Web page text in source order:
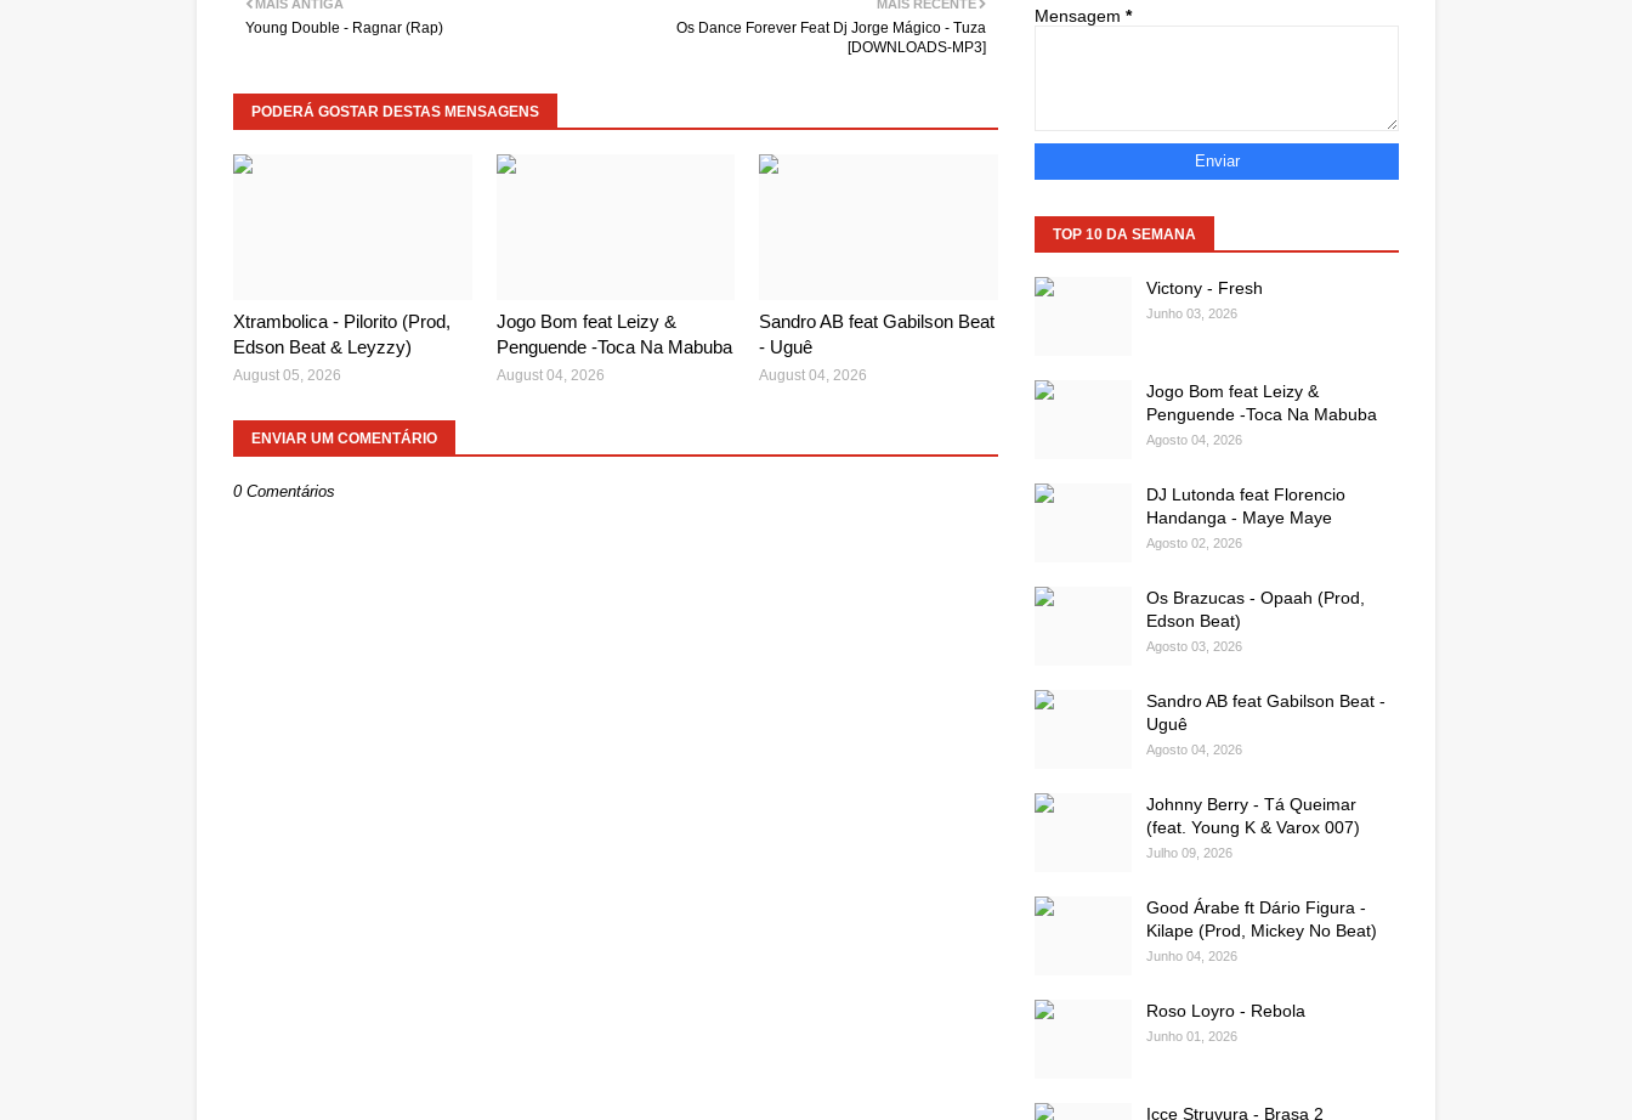
MAIS RECENTE
Os Dance Forever Feat Dj Jorge Mágico - Tuza
[DOWNLOADS-MP3]
MAIS ANTIGA
Young Double - Ragnar (Rap)
PODERÁ GOSTAR DESTAS MENSAGENS
Xtrambolica - Pilorito (Prod,
Edson Beat & Leyzzy)
August 05, 2026
Jogo Bom feat Leizy &
Penguende -Toca Na Mabuba
August 04, 2026
Sandro AB feat Gabilson Beat
- Uguê
August 04, 2026
ENVIAR UM COMENTÁRIO
0 Comentários
Mensagem *
TOP 10 DA SEMANA
Victony - Fresh
Junho 03, 2026
Jogo Bom feat Leizy &
Penguende -Toca Na Mabuba
Agosto 04, 2026
DJ Lutonda feat Florencio
Handanga - Maye Maye
Agosto 02, 2026
Os Brazucas - Opaah (Prod,
Edson Beat)
Agosto 03, 2026
Sandro AB feat Gabilson Beat -
Uguê
Agosto 04, 2026
Johnny Berry - Tá Queimar
(feat. Young K & Varox 007)
Julho 09, 2026
Good Árabe ft Dário Figura -
Kilape (Prod, Mickey No Beat)
Junho 04, 2026
Roso Loyro - Rebola
Junho 01, 2026
Icce Struvura - Brasa 2